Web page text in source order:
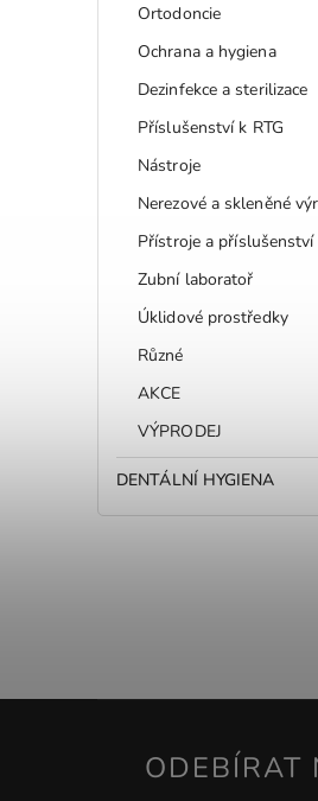
Ortodoncie
Ochrana a hygiena
Dezinfekce a sterilizace
Příslušenství k RTG
Nástroje
Nerezové a skleněné
Přístroje a příslušenství
Zubní laboratoř
Úklidové prostředky
Různé
AKCE
VÝPRODEJ
DENTÁLNÍ HYGIENA
ODEBÍRAT